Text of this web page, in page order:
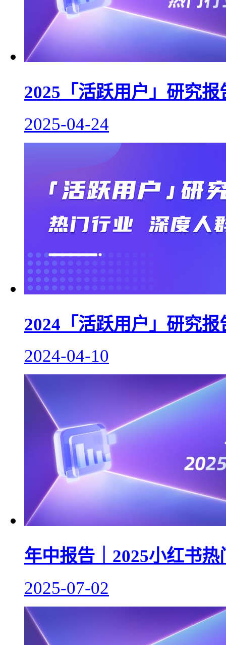
2025「活跃用户」研究
2025-04-24
2024「活跃用户」研究
2024-04-10
年中报告｜2025小红书
2025-07-02